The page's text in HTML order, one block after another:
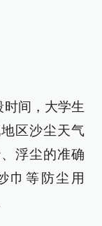
时间，大学生
区沙尘天气
浮尘的准确
巾等防尘用